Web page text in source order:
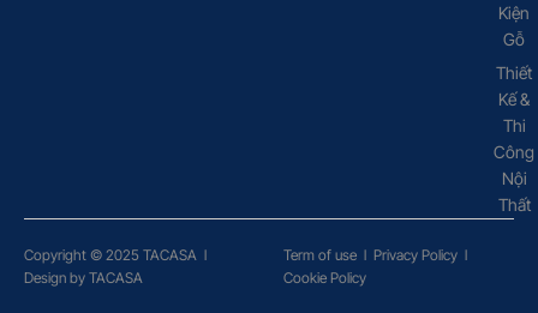
Kiện
Gỗ
Thiết
Kế &
Thi
Công
Nội
Thất
Copyright © 2025 TACASA l
Design by TACASA
Term of use l Privacy Policy l
Cookie Policy